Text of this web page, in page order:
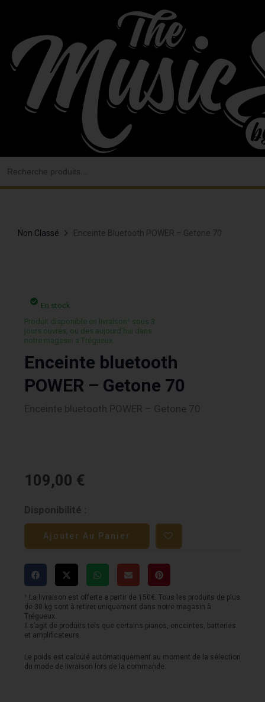
contenu
Non Classé Enceinte Bluetooth POWER – Getone 70
En stock
Produit disponible en livraison¹ sous 3
jours ouvrés, ou des aujourd’hui dans
notre magasin a Trégueux.
Enceinte bluetooth
POWER – Getone 70
Enceinte bluetooth POWER – Getone 70
109,00 €
Disponibilité :
quantité
de
Enceinte
bluetooth
POWER
-
Getone
70
Ajouter Au Panier
¹ La livraison est offerte a partir de 150€. Tous les produits de plus
de 30 kg sont à retirer uniquement dans notre magasin à
Trégueux.
Il s’agit de produits tels que certains pianos, enceintes, batteries
et amplificateurs.
Le poids est calculé automatiquement au moment de la sélection
du mode de livraison lors de la commande.